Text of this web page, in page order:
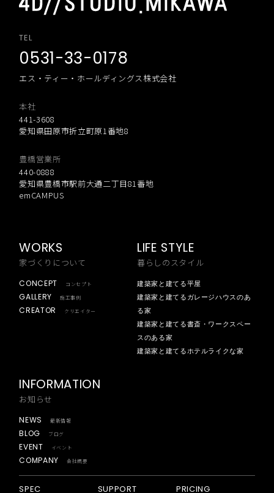
TEL
0531-33-0178
エス・ティー・ホールディングス株式会社
本社
441-3608
愛知県田原市折立町原1番地8
豊橋営業所
440-0888
愛知県豊橋市駅前大通二丁目81番地
emCAMPUS
WORKS
家づくりについて
CONCEPT コンセプト
GALLERY 施工事例
CREATOR クリエイター
LIFE STYLE
暮らしのスタイル
建築家と建てる平屋
建築家と建てるガレージハウスのあ
る家
建築家と建てる書斎・ワークスペー
スのある家
建築家と建てるホテルライクな家
INFORMATION
お知らせ
NEWS 最新情報
BLOG ブログ
EVENT イベント
COMPANY 会社概要
SPEC SUPPORT PRICING